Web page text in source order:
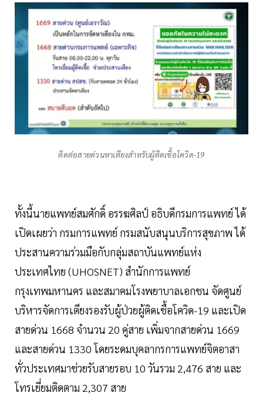
ติดต่อสายด่วนหาเตียงสำหรับผู้ติดเชื้อโควิด-19
ทั้งนี้นายแพทย์สมศักดิ์ อรรฆศิลป์ อธิบดีกรมการแพทย์ ได้
เปิดเผยว่า กรมการแพทย์ กรมสนับสนุนบริการสุขภาพ ได้
ประสานความร่วมมือกับกลุ่มสถาบันแพทย์แห่ง
ประเทศไทย (UHOSNET) สำนักการแพทย์
กรุงเทพมหานคร และสมาคมโรงพยาบาลเอกชน จัดศูนย์
บริหารจัดการเตียงรองรับผู้ป่วยผู้ติดเชื้อโควิด-19 และเปิด
สายด่วน 1668 จำนวน 20 คู่สาย เพิ่มจากสายด่วน 1669
และสายด่วน 1330 โดยระดมบุคลากรการแพทย์จิตอาสา
ทั่วประเทศมาช่วยรับสายรอบ 10 วันรวม 2,476 สาย และ
โทรเยี่ยมติดตาม 2,307 สาย